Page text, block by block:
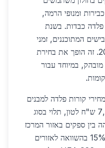
ומנופי הרמה,
פלדה כבדות. בשנת
המתוכננים, זמני
ההובלה צפויים להתקצר ב-20%. זה הופך את בחירת
מובהק, במיוחד עבור
מבחינת מחירים, בשנת 2026 מחירי קורות פלדה למבנים
בחולון נעים בין 5,200 ל-7,800 ש"ח לטון, תלוי בסוג
בין ספקים באזור המרכז
מורידה את המחירים ב-10%-15% בהשוואה לאזורים